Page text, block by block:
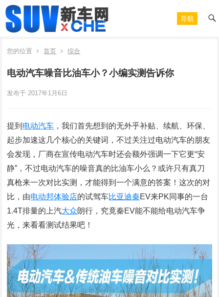
导航
您的位置 首页 综合
电动汽车噪音比油车小？小编实测告诉你
发布于 2017年1月6日
提到 电动汽车 ，我们首先想到的无外乎补贴、续航、环保、
起步加速这几个核心的关键词，不过关注过电动汽车的朋友
会发现，厂商在宣传电动汽车时还会额外强调一下它更“安
静”，不过电动汽车的噪音真的比油车小么？或许只有真刀
真枪来一次对比实测，才能得到一个满意的答案！这次的对
比，由电动邦体验店的试驾车比亚迪秦EV来PK同事的一台
1.4T排量的上汽大众朗行，究竟秦EV能不能给电动汽车争
光，来看看测试结果吧！